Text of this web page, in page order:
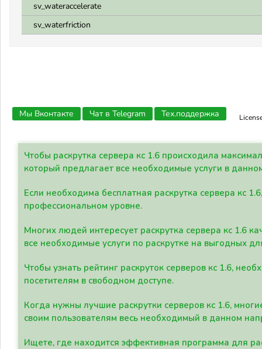
sv_wateraccelerate
sv_waterfriction
Мы Вконтакте Чат в Telegram Тех.поддержка
Чтобы раскрутка сервера кс 1.6 происходила
который предлагает все необходимые услуги в
Если необходима бесплатная раскрутка сервера кс
профессиональном уровне.
Многих людей интересует раскрутка сервера кс 1.6
все необходимые услуги по раскрутке на выгодных
Чтобы узнать рейтинг раскруток серверов кс 1.6,
посетителям в свободном доступе.
Когда нужны лучшие раскрутки серверов кс 1.6,
своим пользователям весь необходимый в данном
Ищете, где находится эффективная программа для